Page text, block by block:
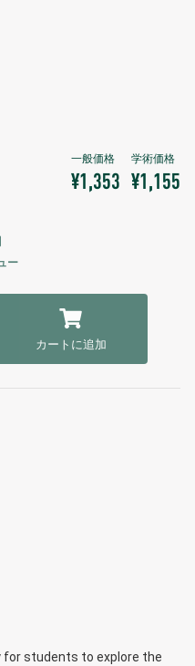
¥1,353 ¥1,155
ー
カートに追加
for students to explore the